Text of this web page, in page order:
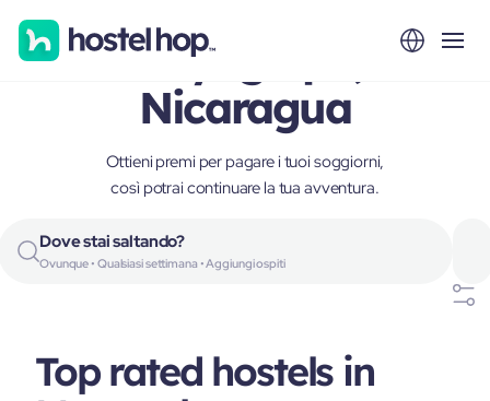
Moyogalpa,
Nicaragua
Ottieni premi per pagare i tuoi soggiorni,
così potrai continuare la tua avventura.
Dove stai saltando?
Ovunque • Qualsiasi settimana • Aggiungi ospiti
Top rated hostels in